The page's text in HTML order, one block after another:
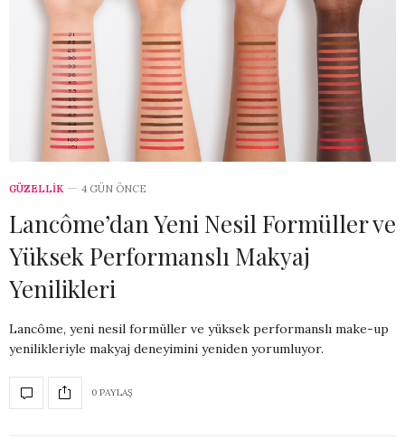
GÜZELLİK 4 GÜN ÖNCE
Lancôme’dan Yeni Nesil Formüller ve
Yüksek Performanslı Makyaj
Yenilikleri
Lancôme, yeni nesil formüller ve yüksek performanslı make-up
yenilikleriyle makyaj deneyimini yeniden yorumluyor.
0 PAYLAŞ